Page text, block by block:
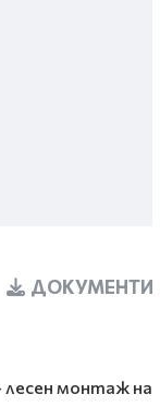
ДОКУМЕНТИ
лесен монтаж на